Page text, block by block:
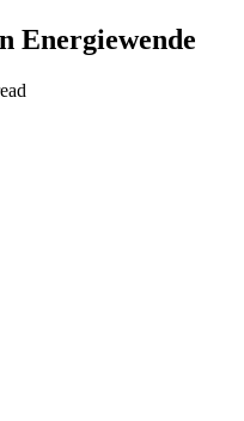
Energiewende